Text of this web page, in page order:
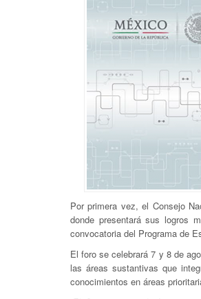
Por primera vez, el Consejo
donde presentará sus logros
convocatoria del Programa de
El foro se celebrará 7 y 8 de
las áreas sustantivas que
conocimientos en áreas